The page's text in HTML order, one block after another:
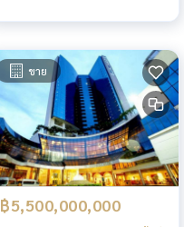
ขาย
฿5,500,000,000